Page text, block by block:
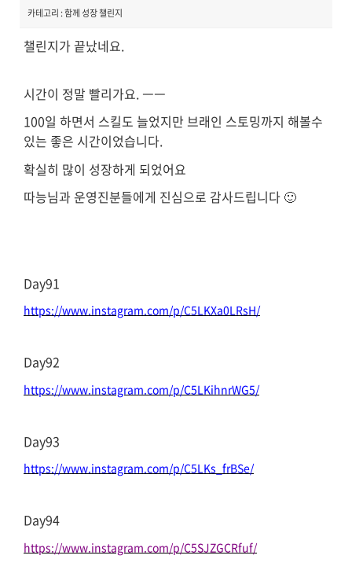
카테고리 : 함께 성장 챌린지
챌린지가 끝났네요.
시간이 정말 빨리가요. ㅡㅡ
100일 하면서 스킬도 늘었지만 브래인 스토밍까지 해볼수
있는 좋은 시간이었습니다.
확실히 많이 성장하게 되었어요
따능님과 운영진분들에게 진심으로 감사드립니다 🙂
Day91
https://www.instagram.com/p/C5LKXa0LRsH/
Day92
https://www.instagram.com/p/C5LKihnrWG5/
Day93
https://www.instagram.com/p/C5LKs_frBSe/
Day94
https://www.instagram.com/p/C5SJZGCRfuf/